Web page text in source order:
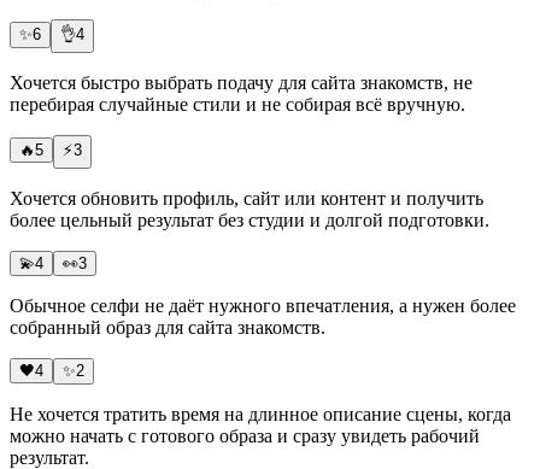
✨6 👌4
Хочется быстро выбрать подачу для сайта знакомств, не
перебирая случайные стили и не собирая всё вручную.
🔥5 ⚡3
Хочется обновить профиль, сайт или контент и получить
более цельный результат без студии и долгой подготовки.
💫4 👀3
Обычное селфи не даёт нужного впечатления, а нужен более
собранный образ для сайта знакомств.
🖤4 ✨2
Не хочется тратить время на длинное описание сцены, когда
можно начать с готового образа и сразу увидеть рабочий
результат.